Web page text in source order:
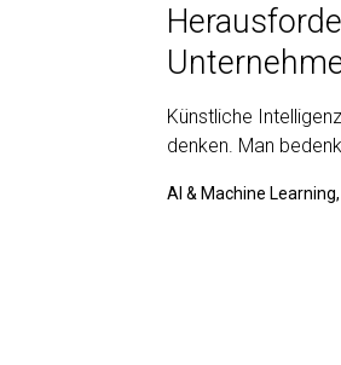
Künstliche
denken. Man
AI & Machine